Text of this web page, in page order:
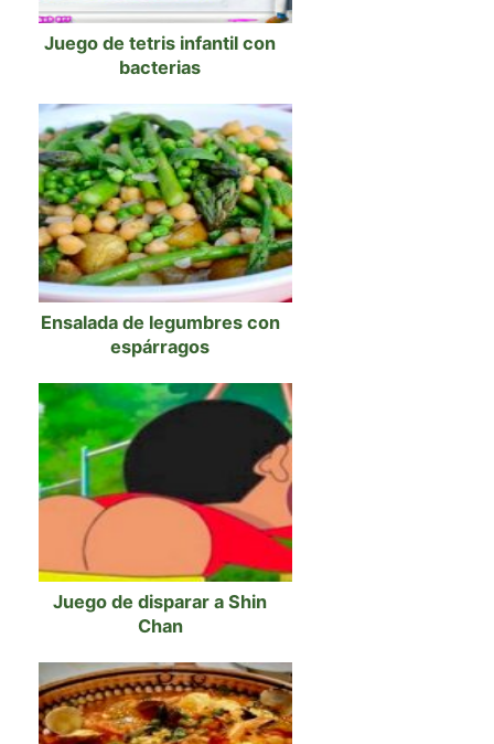
Juego de tetris infantil con
bacterias
Ensalada de legumbres con
espárragos
Juego de disparar a Shin
Chan